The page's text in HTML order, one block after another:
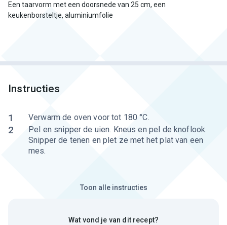
Een taarvorm met een doorsnede van 25 cm, een
keukenborsteltje, aluminiumfolie
Instructies
1 Verwarm de oven voor tot 180 °C.
2
Pel en snipper de uien. Kneus en pel de knoflook.
Snipper de tenen en plet ze met het plat van een
mes.
Toon alle instructies
Wat vond je van dit recept?